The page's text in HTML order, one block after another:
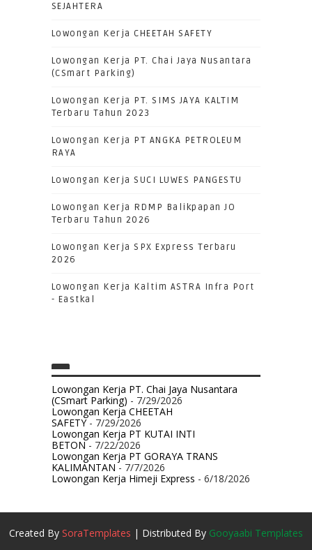
SEJAHTERA
Lowongan Kerja CHEETAH SAFETY
Lowongan Kerja PT. Chai Jaya Nusantara
(CSmart Parking)
Lowongan Kerja PT. SIMS JAYA KALTIM
Terbaru Tahun 2023
Lowongan Kerja PT ANGKA PETROLEUM
RAYA
Lowongan Kerja SUCI LUWES PANGESTU
Lowongan Kerja RDMP Balikpapan JO
Terbaru Tahun 2026
Lowongan Kerja SPX Express Terbaru
2026
Lowongan Kerja Kaltim ASTRA Infra Port
- Eastkal
Lowongan Kerja PT. Chai Jaya Nusantara
(CSmart Parking) - 7/29/2026
Lowongan Kerja CHEETAH
SAFETY- 7/29/2026
Lowongan Kerja PT KUTAI INTI
BETON- 7/22/2026
Lowongan Kerja PT GORAYA TRANS
KALIMANTAN- 7/7/2026
Lowongan Kerja Himeji Express - 6/18/2026
Created By SoraTemplates | Distributed By Gooyaabi Templates